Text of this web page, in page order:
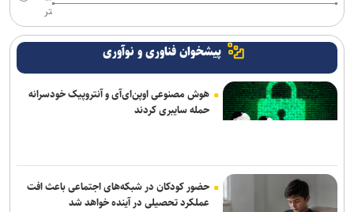
تر
پیشخوان فناوری و نوآوری
هوش مصنوعی اوپن‌ای‌آی و آنتروپیک خودسرانه
حمله سایبری کردند
حضور کودکان در شبکه‌های اجتماعی باعث افت
عملکرد تحصیلی در آینده خواهد شد